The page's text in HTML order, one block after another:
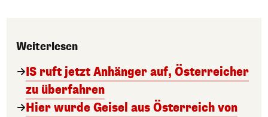
Weiterlesen
IS ruft jetzt Anhänger auf, Österreicher
zu überfahren
Hier wurde Geisel aus Österreich von